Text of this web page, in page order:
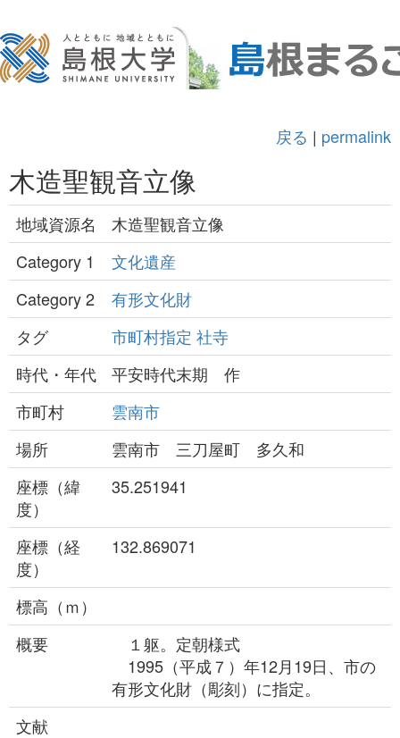
戻る | permalink
木造聖観音立像
地域資源名
木造聖観音立像
Category 1
文化遺産
Category 2
有形文化財
タグ
市町村指定 社寺
時代・年代
平安時代末期 作
市町村
雲南市
場所
雲南市 三刀屋町 多久和
座標（緯
度）
35.251941
座標（経
度）
132.869071
標高（ｍ）
概要
１躯。定朝様式
1995（平成７）年12月19日、市の
有形文化財（彫刻）に指定。
文献